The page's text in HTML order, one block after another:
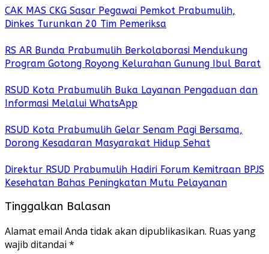
CAK MAS CKG Sasar Pegawai Pemkot Prabumulih,
Dinkes Turunkan 20 Tim Pemeriksa
RS AR Bunda Prabumulih Berkolaborasi Mendukung
Program Gotong Royong Kelurahan Gunung Ibul Barat
RSUD Kota Prabumulih Buka Layanan Pengaduan dan
Informasi Melalui WhatsApp
RSUD Kota Prabumulih Gelar Senam Pagi Bersama,
Dorong Kesadaran Masyarakat Hidup Sehat
Direktur RSUD Prabumulih Hadiri Forum Kemitraan BPJS
Kesehatan Bahas Peningkatan Mutu Pelayanan
Tinggalkan Balasan
Alamat email Anda tidak akan dipublikasikan. Ruas yang
wajib ditandai *